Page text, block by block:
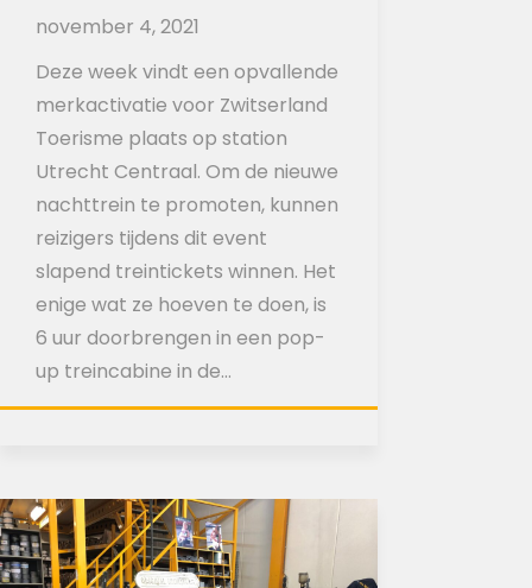
november 4, 2021
Deze week vindt een opvallende
merkactivatie voor Zwitserland
Toerisme plaats op station
Utrecht Centraal. Om de nieuwe
nachttrein te promoten, kunnen
reizigers tijdens dit event
slapend treintickets winnen. Het
enige wat ze hoeven te doen, is
6 uur doorbrengen in een pop-
up treincabine in de…